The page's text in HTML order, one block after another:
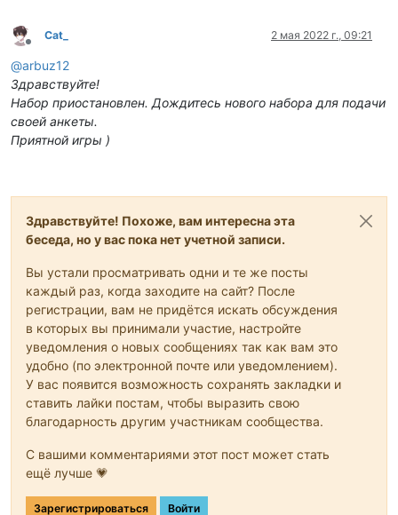
Не в сети
Cat_ 2 мая 2022 г., 09:21
@arbuz12
Здравствуйте!
Набор приостановлен. Дождитесь нового набора для подачи
своей анкеты.
Приятной игры )
Здравствуйте! Похоже, вам интересна эта
беседа, но у вас пока нет учетной записи.
Вы устали просматривать одни и те же посты
каждый раз, когда заходите на сайт? После
регистрации, вам не придётся искать обсуждения
в которых вы принимали участие, настройте
уведомления о новых сообщениях так как вам это
удобно (по электронной почте или уведомлением).
У вас появится возможность сохранять закладки и
ставить лайки постам, чтобы выразить свою
благодарность другим участникам сообщества.
С вашими комментариями этот пост может стать
ещё лучше 💗
Зарегистрироваться Войти